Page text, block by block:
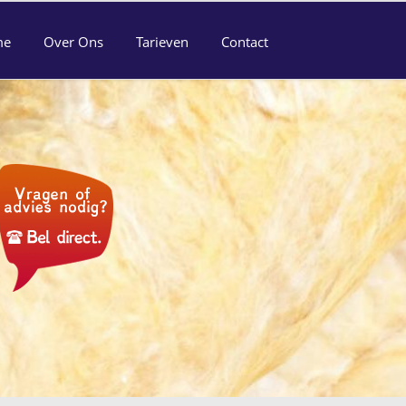
Over Ons Tarieven Contact